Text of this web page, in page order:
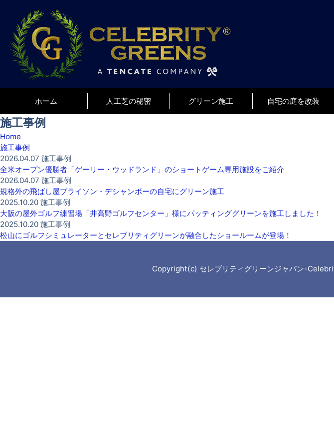
ホーム 人工芝の秘密 グリーン施工 自宅の庭を改装
施工事例
Home
施工事例
2026.04.07 施工事例
全米オープン優勝者「ゲーリー・ウッドランド」のショートゲーム専用施設をご紹介
2026.04.07 施工事例
規格外の飛ばし屋ブライソン・デシャンボーの自宅にグリーン施工
2025.10.20 施工事例
大阪の屋外ゴルフ練習場「井高野ゴルフセンター」様にパッティンググリーンを施工しました！
2025.10.20 施工事例
松山にゴルフシミュレーターとセレブリティグリーンが融合したショールームが登場！
Copyright(c) セレブリティグリーンジャパン-